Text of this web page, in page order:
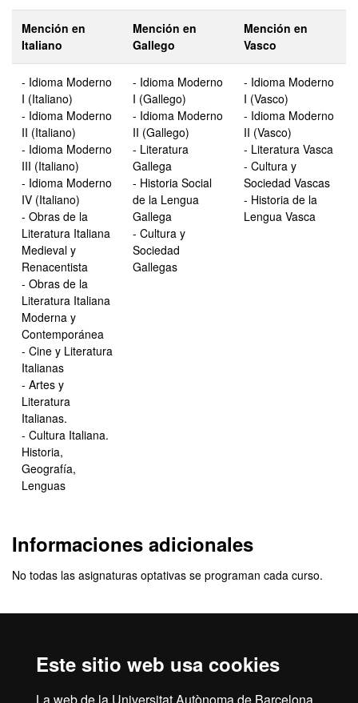
Este sitio web usa cookies
Mención en
Italiano
Mención en
Gallego
Mención en
Vasco
- Idioma Moderno
I (Italiano)
- Idioma Moderno
II (Italiano)
- Idioma Moderno
III (Italiano)
- Idioma Moderno
IV (Italiano)
- Obras de la
Literatura Italiana
Medieval y
Renacentista
- Obras de la
Literatura Italiana
Moderna y
Contemporánea
- Cine y Literatura
Italianas
- Artes y
Literatura
Italianas.
- Cultura Italiana.
Historia,
Geografía,
Lenguas
- Idioma Moderno
I (Gallego)
- Idioma Moderno
II (Gallego)
- Literatura
Gallega
- Historia Social
de la Lengua
Gallega
- Cultura y
Sociedad
Gallegas
- Idioma Moderno
I (Vasco)
- Idioma Moderno
II (Vasco)
- Literatura Vasca
- Cultura y
Sociedad Vascas
- Historia de la
Lengua Vasca
Informaciones adicionales
No todas las asignaturas optativas se programan cada curso.
Accesibilidad web
Mapa del web UAB